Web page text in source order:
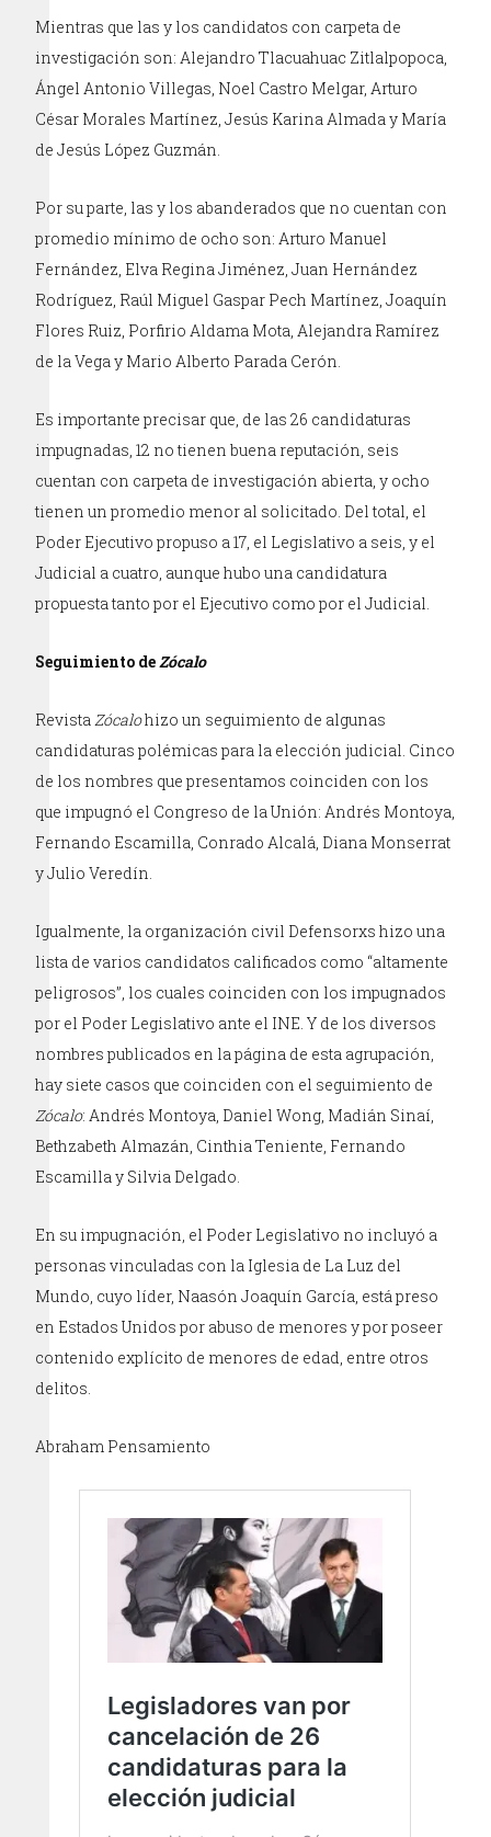
Mientras que las y los candidatos con carpeta de
investigación son: Alejandro Tlacuahuac Zitlalpopoca,
Ángel Antonio Villegas, Noel Castro Melgar, Arturo
César Morales Martínez, Jesús Karina Almada y María
de Jesús López Guzmán.
Por su parte, las y los abanderados que no cuentan con
promedio mínimo de ocho son: Arturo Manuel
Fernández, Elva Regina Jiménez, Juan Hernández
Rodríguez, Raúl Miguel Gaspar Pech Martínez, Joaquín
Flores Ruiz, Porfirio Aldama Mota, Alejandra Ramírez
de la Vega y Mario Alberto Parada Cerón.
Es importante precisar que, de las 26 candidaturas
impugnadas, 12 no tienen buena reputación, seis
cuentan con carpeta de investigación abierta, y ocho
tienen un promedio menor al solicitado. Del total, el
Poder Ejecutivo propuso a 17, el Legislativo a seis, y el
Judicial a cuatro, aunque hubo una candidatura
propuesta tanto por el Ejecutivo como por el Judicial.
Seguimiento deZócalo
RevistaZócalohizo un seguimiento de algunas
candidaturas polémicas para la elección judicial. Cinco
de los nombres que presentamos coinciden con los
que impugnó el Congreso de la Unión: Andrés Montoya,
Fernando Escamilla, Conrado Alcalá, Diana Monserrat
y Julio Veredín.
Igualmente, la organización civil Defensorxs hizo una
lista de varios candidatos calificados como “altamente
peligrosos”, los cuales coinciden con los impugnados
por el Poder Legislativo ante el INE. Y de los diversos
nombres publicados en la página de esta agrupación,
hay siete casos que coinciden con el seguimiento de
Zócalo: Andrés Montoya, Daniel Wong, Madián Sinaí,
Bethzabeth Almazán, Cinthia Teniente, Fernando
Escamilla y Silvia Delgado.
En su impugnación, el Poder Legislativo no incluyó a
personas vinculadas con la Iglesia de La Luz del
Mundo, cuyo líder, Naasón Joaquín García, está preso
en Estados Unidos por abuso de menores y por poseer
contenido explícito de menores de edad, entre otros
delitos.
Abraham Pensamiento